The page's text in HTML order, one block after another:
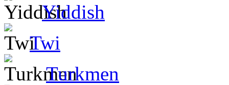
Yiddish
Twi
Turkmen